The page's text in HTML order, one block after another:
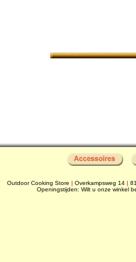
Outdoor Cooking Store | Overkampsweg 14|
Openingstijden: Wilt u onze winkel